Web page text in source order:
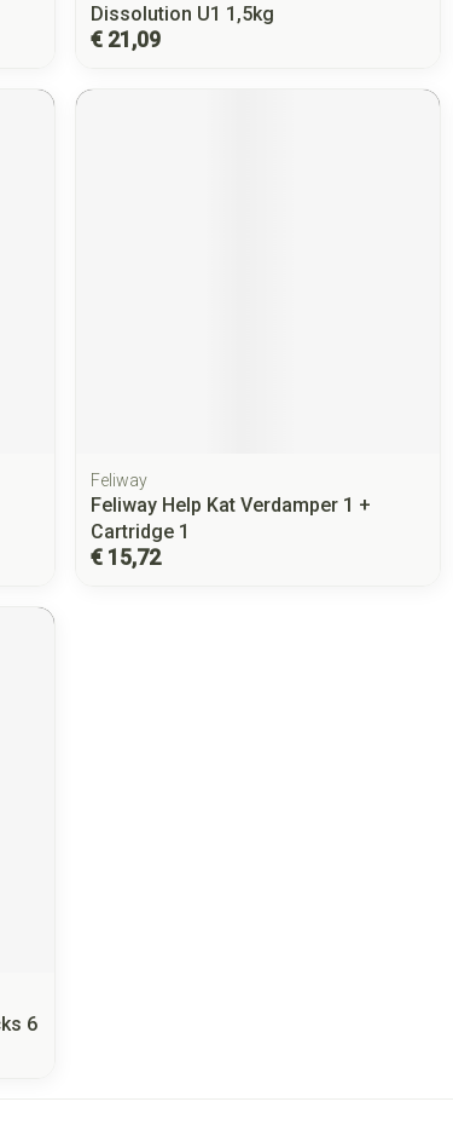
Dissolution U1 1,5kg
€ 21,09
Feliway
Feliway Help Kat Verdamper 1 +
Cartridge 1
€ 15,72
6